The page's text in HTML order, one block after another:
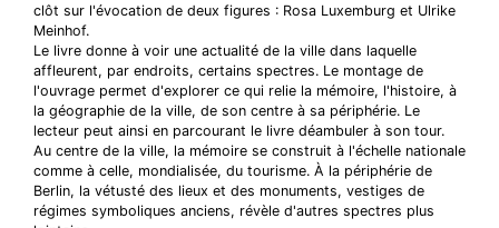
clôt sur l'évocation de deux figures : Rosa Luxemburg et Ulrike
Meinhof.
Le livre donne à voir une actualité de la ville dans laquelle
affleurent, par endroits, certains spectres. Le montage de
l'ouvrage permet d'explorer ce qui relie la mémoire, l'histoire, à
la géographie de la ville, de son centre à sa périphérie. Le
lecteur peut ainsi en parcourant le livre déambuler à son tour.
Au centre de la ville, la mémoire se construit à l'échelle nationale
comme à celle, mondialisée, du tourisme. À la périphérie de
Berlin, la vétusté des lieux et des monuments, vestiges de
régimes symboliques anciens, révèle d'autres spectres plus